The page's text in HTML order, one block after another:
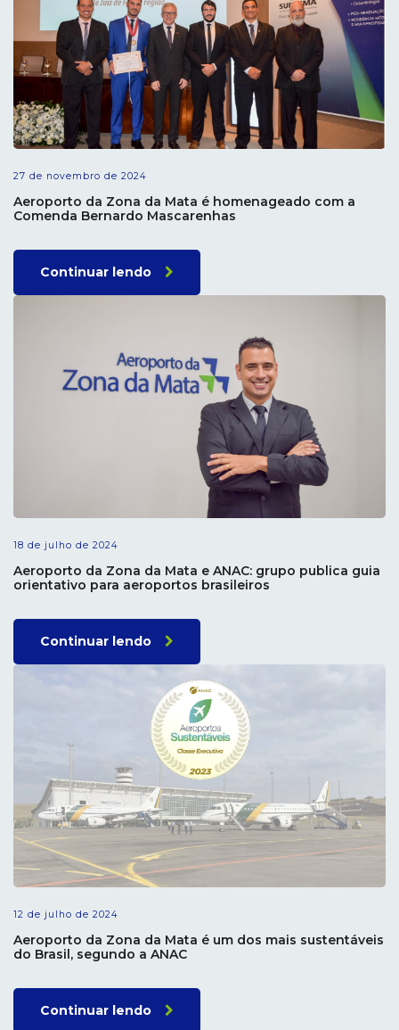
27 de novembro de 2024
Aeroporto da Zona da Mata é homenageado com a
Comenda Bernardo Mascarenhas
Continuar lendo
18 de julho de 2024
Aeroporto da Zona da Mata e ANAC: grupo publica guia
orientativo para aeroportos brasileiros
Continuar lendo
12 de julho de 2024
Aeroporto da Zona da Mata é um dos mais sustentáveis
do Brasil, segundo a ANAC
Continuar lendo